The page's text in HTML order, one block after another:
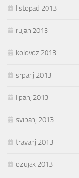
listopad 2013
rujan 2013
kolovoz 2013
srpanj 2013
lipanj 2013
svibanj 2013
travanj 2013
ožujak 2013